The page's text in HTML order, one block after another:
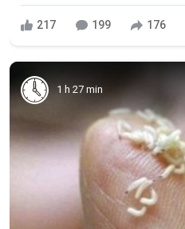
217 199 176
1 h 27 min